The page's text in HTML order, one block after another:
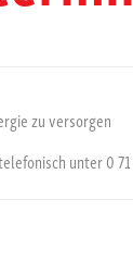
zu versorgen
unter 0 71